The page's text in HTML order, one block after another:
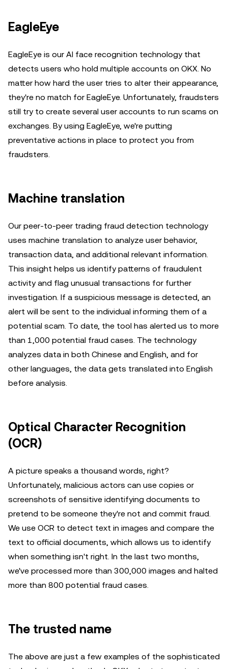
EagleEye
EagleEye is our AI face recognition technology that
detects users who hold multiple accounts on OKX. No
matter how hard the user tries to alter their appearance,
they're no match for EagleEye. Unfortunately, fraudsters
still try to create several user accounts to run scams on
exchanges. By using EagleEye, we're putting
preventative actions in place to protect you from
fraudsters.
Machine translation
Our peer-to-peer trading fraud detection technology
uses machine translation to analyze user behavior,
transaction data, and additional relevant information.
This insight helps us identify patterns of fraudulent
activity and flag unusual transactions for further
investigation. If a suspicious message is detected, an
alert will be sent to the individual informing them of a
potential scam. To date, the tool has alerted us to more
than 1,000 potential fraud cases. The technology
analyzes data in both Chinese and English, and for
other languages, the data gets translated into English
before analysis.
Optical Character Recognition
(OCR)
A picture speaks a thousand words, right?
Unfortunately, malicious actors can use copies or
screenshots of sensitive identifying documents to
pretend to be someone they're not and commit fraud.
We use OCR to detect text in images and compare the
text to official documents, which allows us to identify
when something isn't right. In the last two months,
we've processed more than 300,000 images and halted
more than 800 potential fraud cases.
The trusted name
The above are just a few examples of the sophisticated